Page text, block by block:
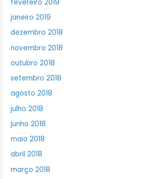
fevereiro 2019
janeiro 2019
dezembro 2018
novembro 2018
outubro 2018
setembro 2018
agosto 2018
julho 2018
junho 2018
maio 2018
abril 2018
março 2018